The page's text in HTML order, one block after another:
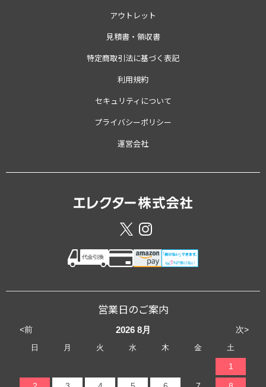
アウトレット
見積書・領収書
特定商取引法に基づく表記
利用規約
セキュリティについて
プライバシーポリシー
運営会社
営業日のご案内
<前 次>
2026 8月
日 月 火 水 木 金 土
1